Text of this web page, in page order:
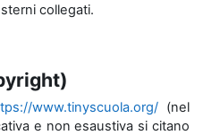
collegati.
www.tinyscuola.org/(nel
e non esaustiva si citano